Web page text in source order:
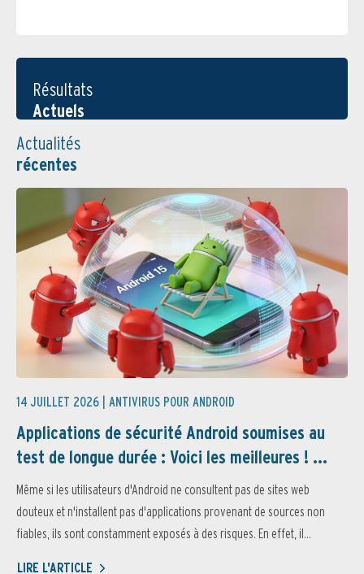
Résultats
Actuels
Actualités
récentes
14 JUILLET 2026 | ANTIVIRUS POUR ANDROID
Applications de sécurité Android soumises au
test de longue durée : Voici les meilleures ! ...
Même si les utilisateurs d'Android ne consultent pas de sites web
douteux et n'installent pas d'applications provenant de sources non
fiables, ils sont constamment exposés à des risques. En effet, il...
LIRE L'ARTICLE